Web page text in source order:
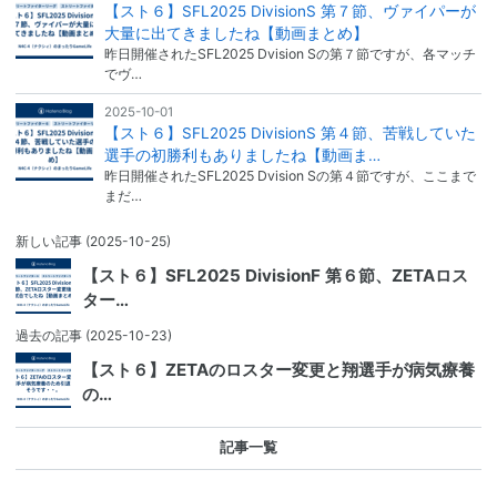
【スト６】SFL2025 DivisionS 第７節、ヴァイパーが
大量に出てきましたね【動画まとめ】
昨日開催されたSFL2025 Dvision Sの第７節ですが、各マッチ
でヴ…
2025-10-01
【スト６】SFL2025 DivisionS 第４節、苦戦していた
選手の初勝利もありましたね【動画ま…
昨日開催されたSFL2025 Dvision Sの第４節ですが、ここまで
まだ…
新しい記事 (2025-10-25)
【スト６】SFL2025 DivisionF 第６節、ZETAロス
ター…
過去の記事 (2025-10-23)
【スト６】ZETAのロスター変更と翔選手が病気療養
の…
記事一覧